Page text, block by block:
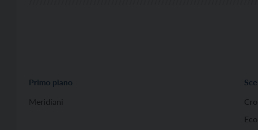
Primo piano
Meridiani